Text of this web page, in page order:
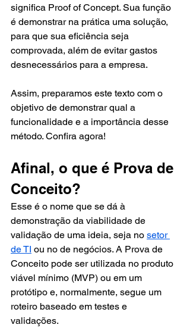
significa Proof of Concept. Sua função
é demonstrar na prática uma solução,
para que sua eficiência seja
comprovada, além de evitar gastos
desnecessários para a empresa.
Assim, preparamos este texto com o
objetivo de demonstrar qual a
funcionalidade e a importância desse
método. Confira agora!
Afinal, o que é Prova de
Conceito?
Esse é o nome que se dá à
demonstração da viabilidade de
validação de uma ideia, seja no setor
de TI ou no de negócios. A Prova de
Conceito pode ser utilizada no produto
viável mínimo (MVP) ou em um
protótipo e, normalmente, segue um
roteiro baseado em testes e
validações.